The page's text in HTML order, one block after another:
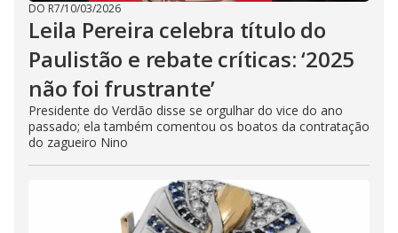
DO R7/10/03/2026
Leila Pereira celebra título do
Paulistão e rebate críticas: ‘2025
não foi frustrante’
Presidente do Verdão disse se orgulhar do vice do ano
passado; ela também comentou os boatos da contratação
do zagueiro Nino